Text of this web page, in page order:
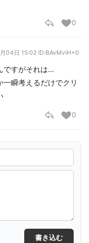
0
04日 15:02 ID:BAvMviH+0
ですがそれは…
瞬考えるだけでクリ
0
書き込む